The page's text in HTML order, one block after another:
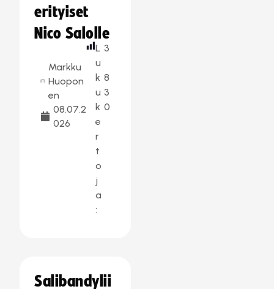
erityiset
Nico Salolle
Markku
Huopon
en
08.07.2
026
L
u
k
u
k
e
r
t
o
j
a
:
3
8
3
0
Salibandylii